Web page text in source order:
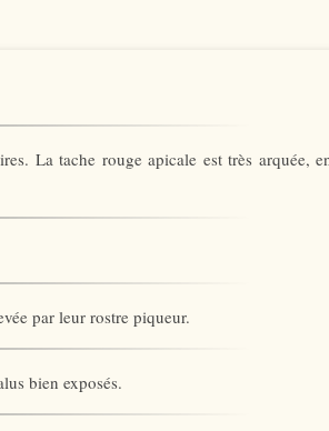
La tache rouge apicale est très arquée,
par leur rostre piqueur.
bien exposés.